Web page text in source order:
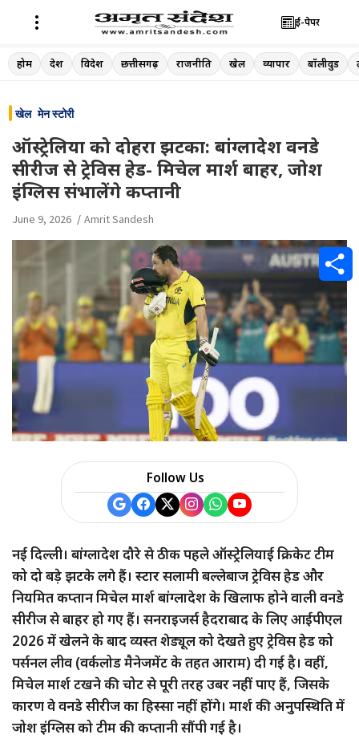
Skip
to
ई-पेपर
होम देश विदेश छत्तीसगढ़ राजनीति खेल व्यापार बॉलीवुड
खेल मेन स्टोरी
ऑस्ट्रेलिया को दोहरा झटका: बांग्लादेश वनडे
सीरीज से ट्रेविस हेड- मिचेल मार्श बाहर, जोश
इंग्लिस संभालेंगे कप्तानी
June 9, 2026 Amrit Sandesh
Follow Us
नई दिल्ली। बांग्लादेश दौरे से ठीक पहले ऑस्ट्रेलियाई क्रिकेट टीम
को दो बड़े झटके लगे हैं। स्टार सलामी बल्लेबाज ट्रेविस हेड और
नियमित कप्तान मिचेल मार्श बांग्लादेश के खिलाफ होने वाली वनडे
सीरीज से बाहर हो गए हैं। सनराइजर्स हैदराबाद के लिए आईपीएल
2026 में खेलने के बाद व्यस्त शेड्यूल को देखते हुए ट्रेविस हेड को
पर्सनल लीव (वर्कलोड मैनेजमेंट के तहत आराम) दी गई है। वहीं,
मिचेल मार्श टखने की चोट से पूरी तरह उबर नहीं पाए हैं, जिसके
कारण वे वनडे सीरीज का हिस्सा नहीं होंगे। मार्श की अनुपस्थिति में
जोश इंग्लिस को टीम की कप्तानी सौंपी गई है।
S
h
a